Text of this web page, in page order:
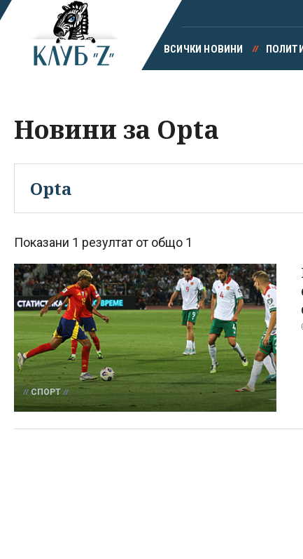
ВСИЧКИ НОВИНИ
Новини за Opta
Показани 1 резултат от общо 1
СПОРТ